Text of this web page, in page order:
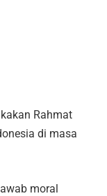
Rahmat
di masa
moral